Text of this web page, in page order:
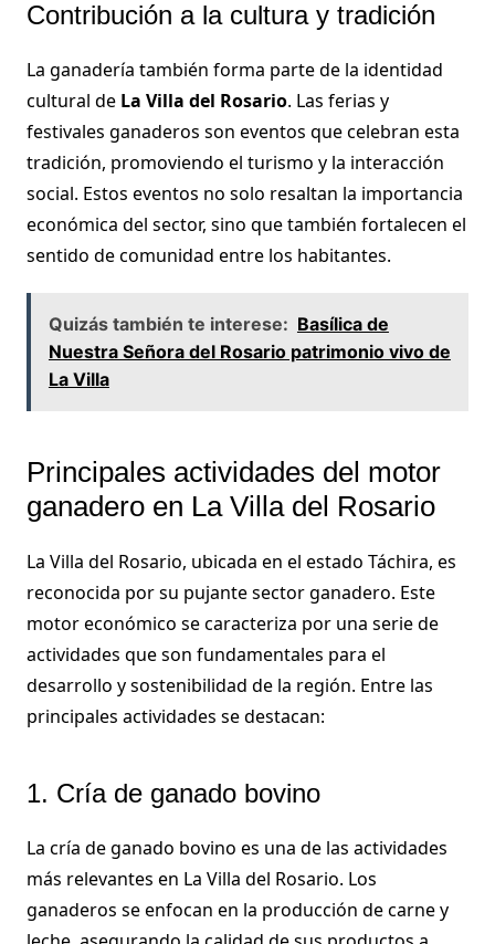
Contribución a la cultura y tradición
La ganadería también forma parte de la identidad
cultural de La Villa del Rosario. Las ferias y
festivales ganaderos son eventos que celebran esta
tradición, promoviendo el turismo y la interacción
social. Estos eventos no solo resaltan la importancia
económica del sector, sino que también fortalecen el
sentido de comunidad entre los habitantes.
Quizás también te interese: Basílica de
Nuestra Señora del Rosario patrimonio vivo de
La Villa
Principales actividades del motor
ganadero en La Villa del Rosario
La Villa del Rosario, ubicada en el estado Táchira, es
reconocida por su pujante sector ganadero. Este
motor económico se caracteriza por una serie de
actividades que son fundamentales para el
desarrollo y sostenibilidad de la región. Entre las
principales actividades se destacan:
1. Cría de ganado bovino
La cría de ganado bovino es una de las actividades
más relevantes en La Villa del Rosario. Los
ganaderos se enfocan en la producción de carne y